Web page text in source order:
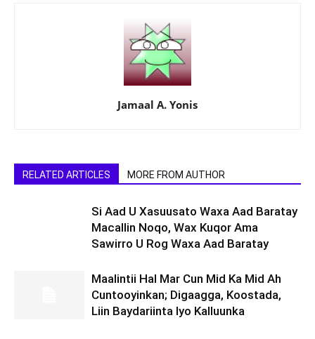
Jamaal A. Yonis
RELATED ARTICLES MORE FROM AUTHOR
Si Aad U Xasuusato Waxa Aad Baratay
Macallin Noqo, Wax Kuqor Ama
Sawirro U Rog Waxa Aad Baratay
Maalintii Hal Mar Cun Mid Ka Mid Ah
Cuntooyinkan; Digaagga, Koostada,
Liin Baydariinta Iyo Kalluunka